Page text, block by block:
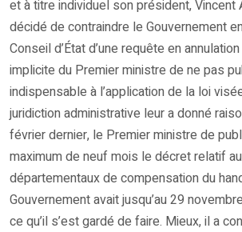
et à titre individuel son président, Vincent
décidé de contraindre le Gouvernement
Conseil d’État d’une requête en
implicite du Premier ministre de ne pas
indispensable à l’application de la loi
juridiction administrative leur a donné
février dernier, le Premier ministre de
maximum de neuf mois le décret relatif
départementaux de compensation du
Gouvernement avait jusqu’au 29
ce qu’il s’est gardé de faire. Mieux, il a